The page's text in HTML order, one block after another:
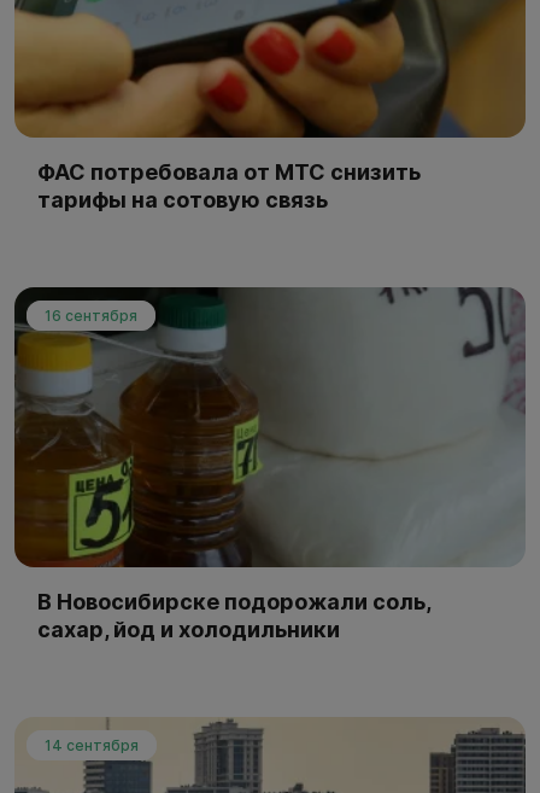
ФАС потребовала от МТС снизить
тарифы на сотовую связь
16 сентября
В Новосибирске подорожали соль,
сахар, йод и холодильники
14 сентября